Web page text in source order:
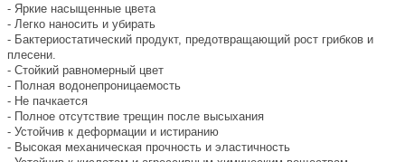
- Яркие насыщенные цвета
- Легко наносить и убирать
- Бактериостатический продукт, предотвращающий рост грибков и
плесени.
- Стойкий равномерный цвет
- Полная водонепроницаемость
- Не пачкается
- Полное отсутствие трещин после высыхания
- Устойчив к деформации и истиранию
- Высокая механическая прочность и эластичность